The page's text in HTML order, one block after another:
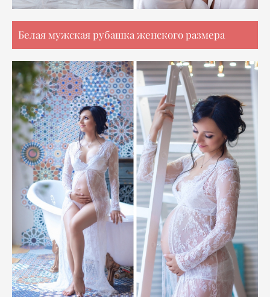
Белая мужская рубашка женского размера